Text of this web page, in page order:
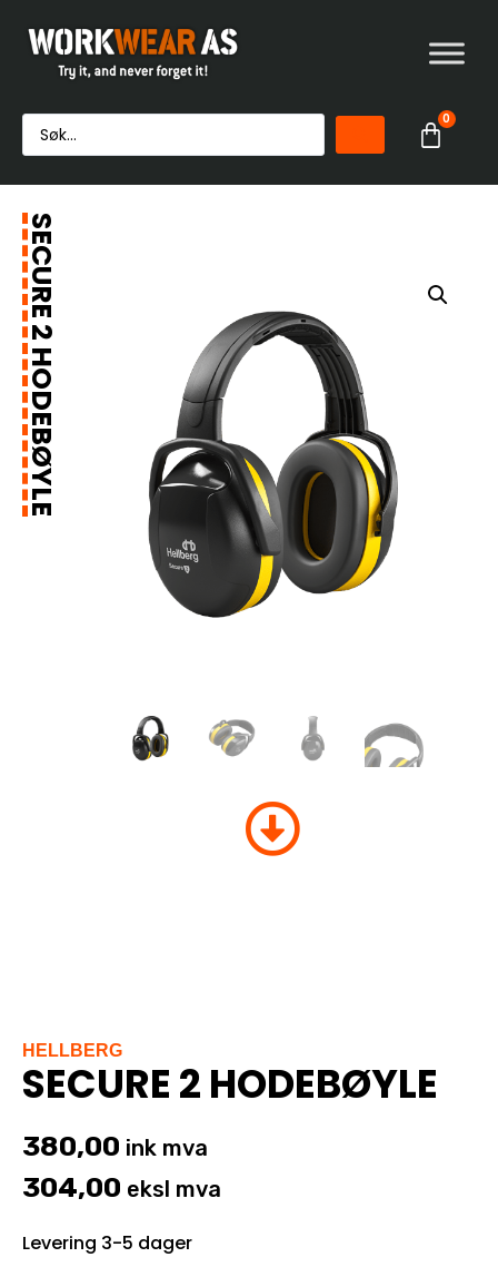
0
SECURE 2 HODEBØYLE
HELLBERG
SECURE 2 HODEBØYLE
380,00 ink mva
304,00 eksl mva
Levering 3-5 dager